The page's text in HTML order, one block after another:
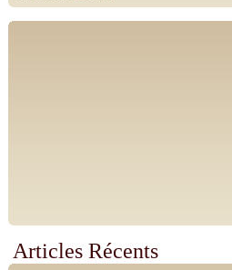
Articles Récents